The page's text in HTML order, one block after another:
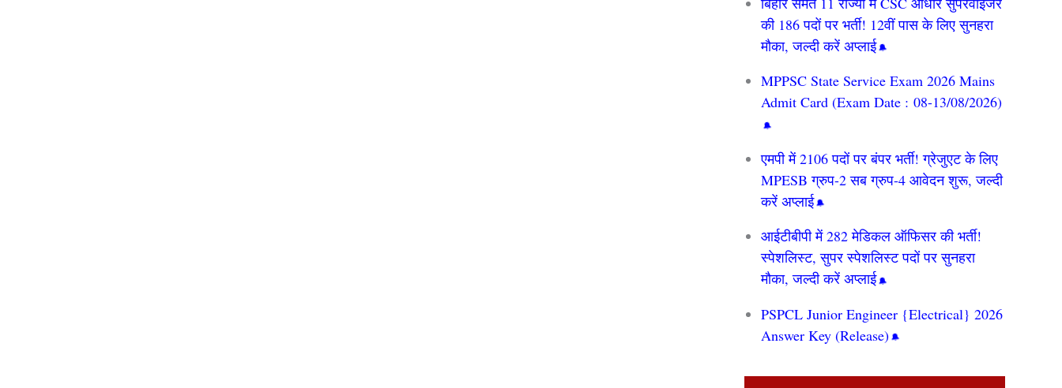
की 186 पदों पर भर्ती! 12वीं पास के लिए सुनहरा
मौका, जल्दी करें अप्लाई
MPPSC State Service Exam 2026 Mains
Admit Card (Exam Date : 08-13/08/2026)
एमपी में 2106 पदों पर बंपर भर्ती! ग्रेजुएट के लिए
MPESB ग्रुप-2 सब ग्रुप-4 आवेदन शुरू, जल्दी
करें अप्लाई
आईटीबीपी में 282 मेडिकल ऑफिसर की भर्ती!
स्पेशलिस्ट, सुपर स्पेशलिस्ट पदों पर सुनहरा
मौका, जल्दी करें अप्लाई
PSPCL Junior Engineer {Electrical} 2026
Answer Key (Release)